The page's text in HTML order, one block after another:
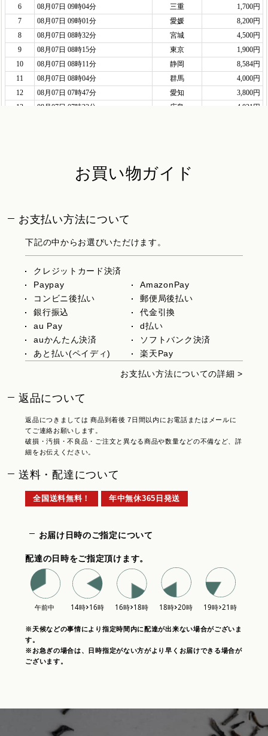
お買い物ガイド
お支払い方法について
下記の中からお選びいただけます。
クレジットカード決済
Paypay
AmazonPay
コンビニ後払い
郵便局後払い
銀行振込
代金引換
au Pay
d払い
auかんたん決済
ソフトバンク決済
あと払い(ペイディ)
楽天Pay
お支払い方法についての詳細 >
返品について
返品につきましては 商品到着後 7日間以内にお電話またはメールに
てご連絡お願いします。
破損・汚損・不良品・ご注文と異なる商品や数量などの不備など、詳
細をお伝えください。
送料・配達について
全国送料無料！ 年中無休365日発送
お届け日時のご指定について
配達の日時をご指定頂けます。
※天候などの事情により指定時間内に配達が出来ない場合がございま
す。
※お急ぎの場合は、日時指定がない方がより早くお届けできる場合が
ございます。